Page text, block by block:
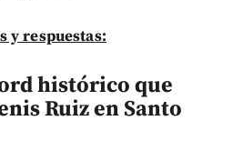
y respuestas:
histórico que
Ruiz en Santo